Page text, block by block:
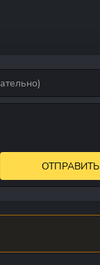
ОТПРАВИТЬ